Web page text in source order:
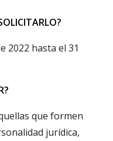
2022 hasta el 31
que formen
jurídica,